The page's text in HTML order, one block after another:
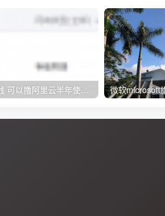
花5块钱 可以撸阿里云半年使用期